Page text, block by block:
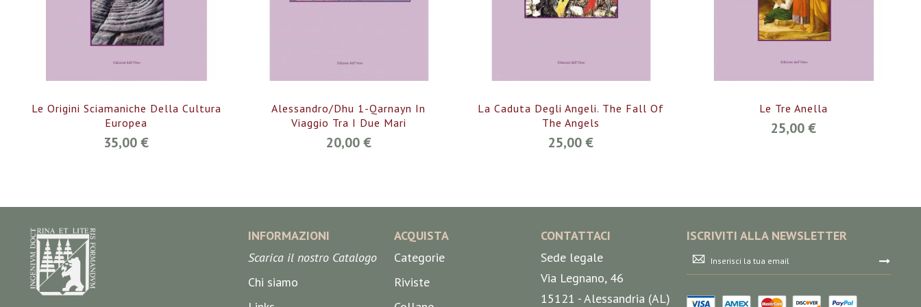
Le Origini Sciamaniche Della Cultura
Europea
35,00 €
Alessandro/Dhu 1-Qarnayn In
Viaggio Tra I Due Mari
20,00 €
La Caduta Degli Angeli. The Fall Of
The Angels
25,00 €
Le Tre Anella
25,00 €
INFORMAZIONI
Scarica il nostro Catalogo
Chi siamo
ACQUISTA
Categorie
Riviste
CONTATTACI
Sede legale
Via Legnano, 46
15121 - Alessandria (AL)
ISCRIVITI ALLA NEWSLETTER
Iscriviti
alla
nostra